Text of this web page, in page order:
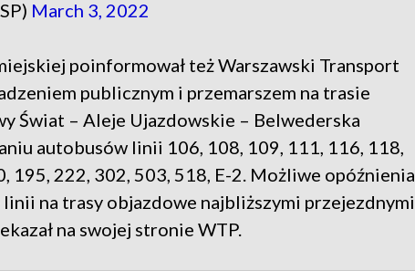
March 3, 2022
poinformował też Warszawski Transport
publicznym i przemarszem na trasie
Świat – Aleje Ujazdowskie – Belwederska
autobusów linii 106, 108, 109, 111, 116, 118,
195, 222, 302, 503, 518, E-2. Możliwe opóźnienia
na trasy objazdowe najbliższymi przejezdnymi
na swojej stronie WTP.